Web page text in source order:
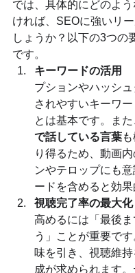
では、具体的にどのよ
ければ、SEOに強いリ
しょうか？以下の3つの
です。
キーワードの活用
プションやハッシ
されやすいキーワ
とは基本です。また
で話している言葉
り得るため、動画
ンやテロップにも
ードを含めると効果
視聴完了率の最大化
高めるには「最後
う」ことが重要で
味を引き、視聴維
成が求められます